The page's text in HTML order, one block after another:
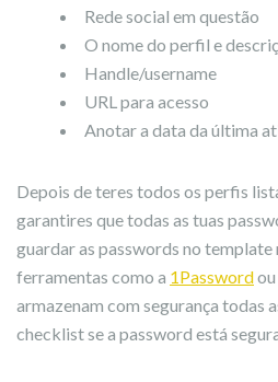
Rede social em questão
O nome do perfil e
Handle/username
URL para acesso
Anotar a data da última
Depois de teres todos os perfis
garantires que todas as tuas
guardar as passwords no template
ferramentas como a 1Passwordou
armazenam com segurança todas
checklist se a password está